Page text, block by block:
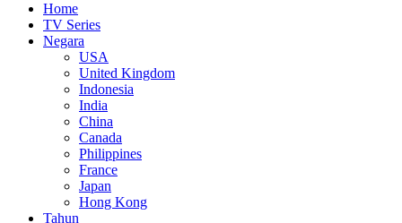
Home
TV Series
Negara
USA
United Kingdom
Indonesia
India
China
Canada
Philippines
France
Japan
Hong Kong
Tahun